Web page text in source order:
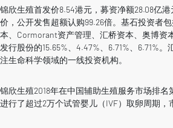
锦欣生殖首发价8.54港元，募资净额28.08亿
价，公开发售超额认购99.26倍。基石投资者
本、Cormorant资产管理、汇桥资本、奥博资
发行股份的15.65%、4.47%、6.71%、6.71%
注生命科学领域的一线投资机构。
锦欣生殖2018年在中国辅助生殖服务市场排名
进行了超过2万个试管婴儿（IVF）取卵周期，